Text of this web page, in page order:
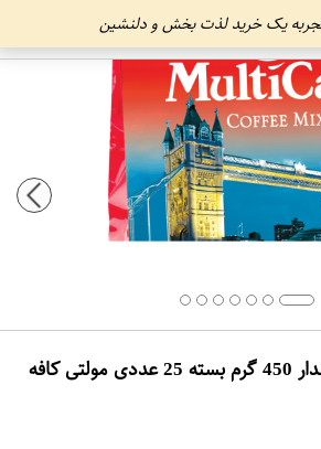
تجربه یک خرید لذت بخش و دلنشین